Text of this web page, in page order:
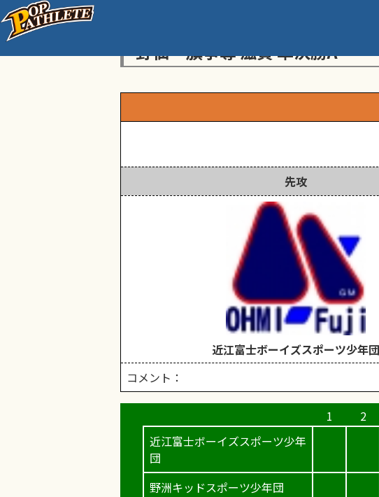
野仙一旗争奪 滋賀 準決勝A
先攻
近江富士ボーイズスポーツ少年団
コメント：
近江富士ボーイズスポーツ少年
団
野洲キッドスポーツ少年団